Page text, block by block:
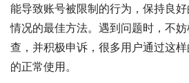
能导致账号被限制的行为，保持良
情况的最佳方法。遇到问题时，不
查，并积极申诉，很多用户通过这
的正常使用。